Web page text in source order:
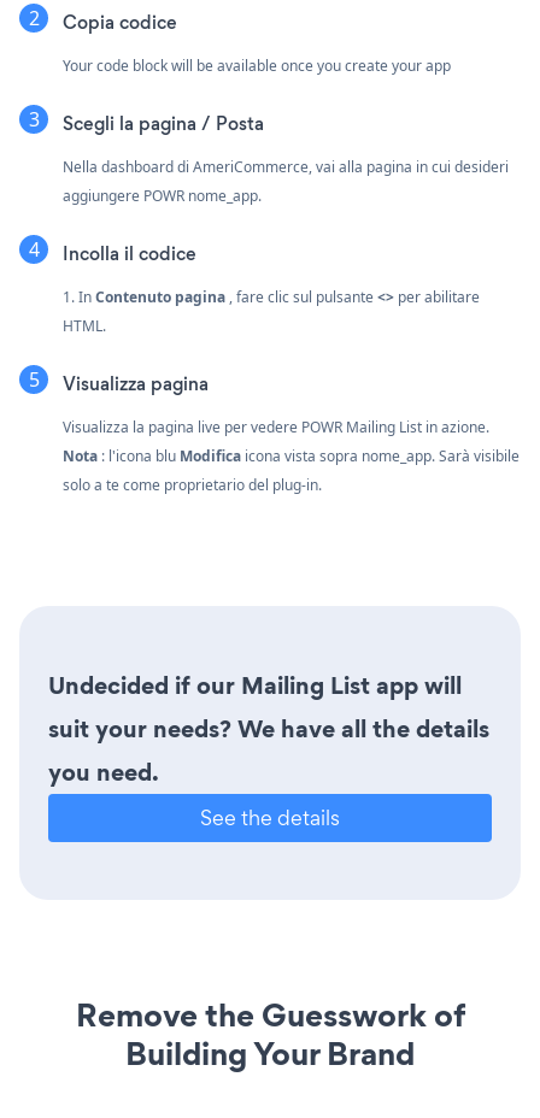
Copia codice
Your code block will be available once you create your app
Scegli la pagina / Posta
Nella dashboard di AmeriCommerce, vai alla pagina in cui desideri
aggiungere POWR nome_app.
Incolla il codice
1. InContenuto pagina , fare clic sul pulsante<> per abilitare
HTML.
Visualizza pagina
Visualizza la pagina live per vedere POWR Mailing List in azione.
Nota : l'icona blu Modifica icona vista sopra nome_app. Sarà visibile
solo a te come proprietario del plug-in.
Undecided if our Mailing List app will
suit your needs? We have all the details
you need.
See the details
Remove the Guesswork of
Building Your Brand